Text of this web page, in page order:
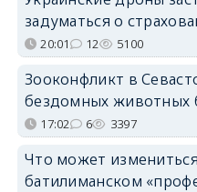
задуматься о
20:01 12 5100
Зооконфликт в
бездомных животных
17:02 6 3397
Что может
батилиманском